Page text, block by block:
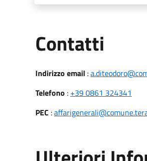
Contatti
Indirizzo email:
Telefono : +39 0861 324341
PEC :